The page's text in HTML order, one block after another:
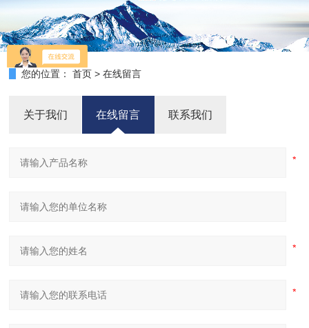
您的位置： 首页 >在线留言
关于我们 在线留言 联系我们